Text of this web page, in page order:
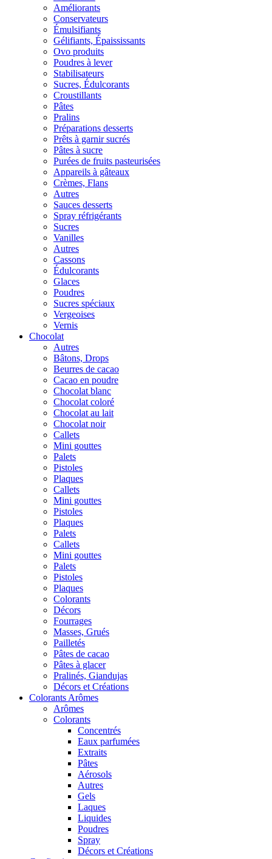
Améliorants
Conservateurs
Émulsifiants
Gélifiants, Épaississants
Ovo produits
Poudres à lever
Stabilisateurs
Sucres, Édulcorants
Croustillants
Pâtes
Pralins
Préparations desserts
Prêts à garnir sucrés
Pâtes à sucre
Purées de fruits pasteurisées
Appareils à gâteaux
Crèmes, Flans
Autres
Sauces desserts
Spray réfrigérants
Sucres
Vanilles
Autres
Cassons
Édulcorants
Glaces
Poudres
Sucres spéciaux
Vergeoises
Vernis
Chocolat
Autres
Bâtons, Drops
Beurres de cacao
Cacao en poudre
Chocolat blanc
Chocolat coloré
Chocolat au lait
Chocolat noir
Callets
Mini gouttes
Palets
Pistoles
Plaques
Callets
Mini gouttes
Pistoles
Plaques
Palets
Callets
Mini gouttes
Palets
Pistoles
Plaques
Colorants
Décors
Fourrages
Masses, Grués
Pailletés
Pâtes de cacao
Pâtes à glacer
Pralinés, Giandujas
Décors et Créations
Colorants Arômes
Arômes
Colorants
Concentrés
Eaux parfumées
Extraits
Pâtes
Aérosols
Autres
Gels
Laques
Liquides
Poudres
Spray
Décors et Créations